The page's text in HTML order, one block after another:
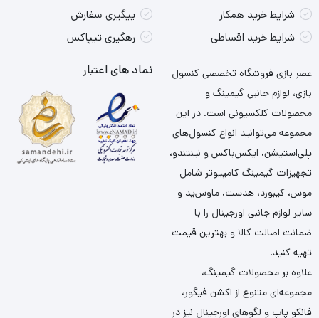
شرایط خرید همکار
شرایط خرید اقساطی
پیگیری سفارش
رهگیری تیپاکس
عصر بازی فروشگاه تخصصی کنسول
بازی، لوازم جانبی گیمینگ و
محصولات کلکسیونی است. در این
مجموعه می‌توانید انواع کنسول‌های
پلی‌استیشن، ایکس‌باکس و نینتندو،
تجهیزات گیمینگ کامپیوتر شامل
موس، کیبورد، هدست، ماوس‌پد و
سایر لوازم جانبی اورجینال را با
ضمانت اصالت کالا و بهترین قیمت
تهیه کنید.
علاوه بر محصولات گیمینگ،
مجموعه‌ای متنوع از اکشن فیگور،
فانکو پاپ و لگوهای اورجینال نیز در
نماد های اعتبار